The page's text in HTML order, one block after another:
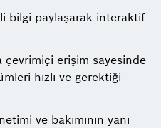
bilgi paylaşarak interaktif
çevrimiçi erişim sayesinde
hızlı ve gerektiği
ve bakımının yanı